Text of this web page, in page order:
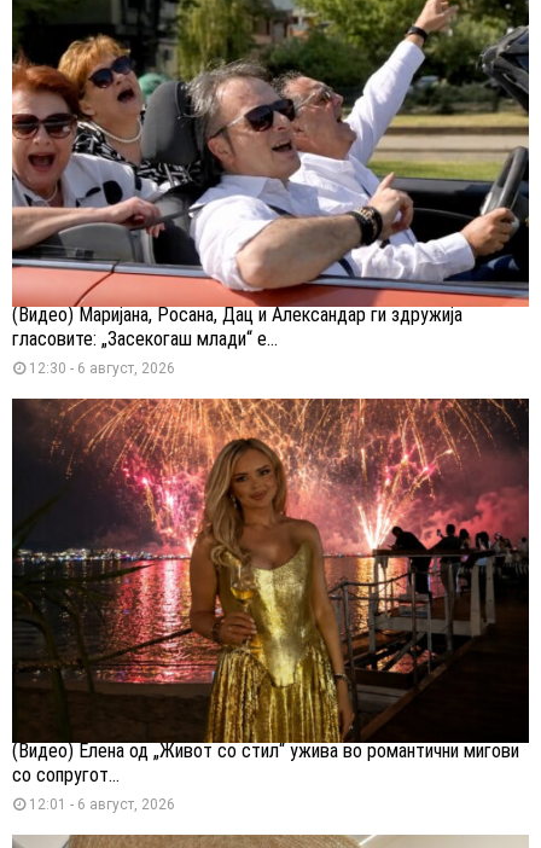
(Видео) Маријана, Росана, Дац и Александар ги здружија
гласовите: „Засекогаш млади“ е...
12:30 - 6 август, 2026
(Видео) Елена од „Живот со стил“ ужива во романтични мигови
со сопругот...
12:01 - 6 август, 2026